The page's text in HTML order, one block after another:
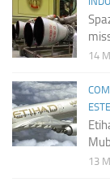
14
13